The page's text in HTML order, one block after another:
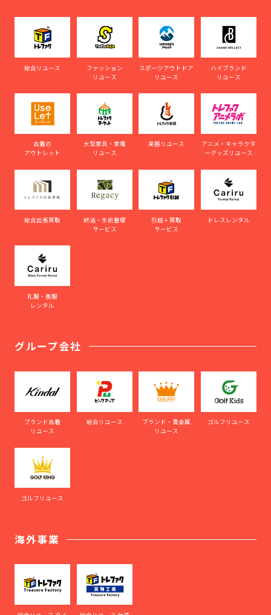
総合リユース
ファッション
リユース
スポーツアウトドア
リユース
ハイブランド
リユース
古着の
アウトレット
大型家具・家電
リユース
楽器リユース
アニメ・キャラクタ
ーグッズリユース
総合出張買取
終活・生前整理
サービス
引越＋買取
サービス
ドレスレンタル
礼服・喪服
レンタル
グループ会社
ブランド古着
リユース
総合リユース
ブランド・貴金属
リユース
ゴルフリユース
ゴルフリユース
海外事業